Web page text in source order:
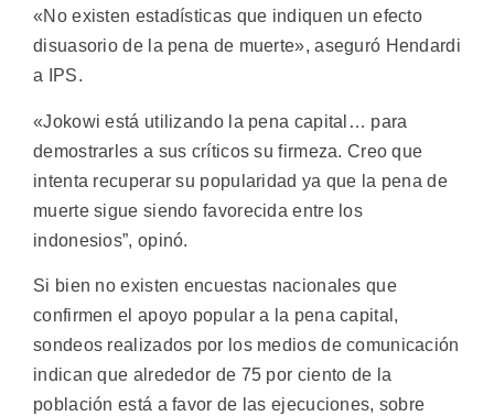
«No existen estadísticas que indiquen un efecto
disuasorio de la pena de muerte», aseguró Hendardi
a IPS.
«Jokowi está utilizando la pena capital… para
demostrarles a sus críticos su firmeza. Creo que
intenta recuperar su popularidad ya que la pena de
muerte sigue siendo favorecida entre los
indonesios”, opinó.
Si bien no existen encuestas nacionales que
confirmen el apoyo popular a la pena capital,
sondeos realizados por los medios de comunicación
indican que alrededor de 75 por ciento de la
población está a favor de las ejecuciones, sobre